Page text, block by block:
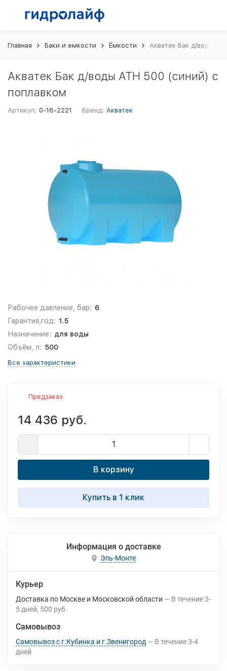
Главная Баки и емкости Ёмкости Акватек Бак д/воды
Акватек Бак д/воды ATH 500 (синий) с
поплавком
Артикул: 0-16-2221 Бренд: Акватек
Рабочее давление, бар: 6
Гарантия,год: 1.5
Назначение: для воды
Объём, л: 500
Все характеристики
Предзаказ
14 436 руб.
В корзину
Купить в 1 клик
Информация о доставке
Эль-Монте
Курьер
Доставка по Москве и Московской области В течение3-
5 дней 500 руб.
Самовывоз
Самовывоз с г.Кубинка и г.Звенигород В течение3-4
дней